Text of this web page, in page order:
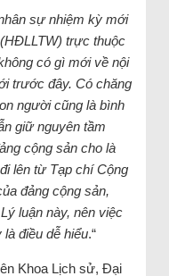
sự nhiệm kỳ mới
trực thuộc
có gì mới về nội
trước đây. Có chăng
người cũng là bình
giữ nguyên tầm
cộng sản cho là
lên từ Tạp chí Cộng
đảng cộng sản,
luận này, nên việc
điều dễ hiểu.“
Khoa Lịch sử, Đại